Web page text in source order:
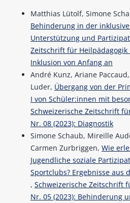
Matthias Lütolf, Simone
Behinderung in der
Unterstützung und
Zeitschrift für Heilpädagogik
Inklusion von Anfang an
André Kunz, Ariane
Luder, Übergang von der
I von Schüler:innen mit
Schweizerische Zeitschrift
Nr. 08 (2023): Diagnostik
Simone Schaub, Mireille
Carmen Zurbriggen, Wie
Jugendliche soziale
Sportclubs? Ergebnisse aus
, Schweizerische Zeitschrift
Nr. 05 (2023): Behinderung